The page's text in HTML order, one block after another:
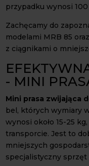
przypadku wynosi 100
Zachęcamy do
modelami MRB 85
z ciągnikami o
- MINI
Mini prasa zwijająca
bel, których wymiary
wynosi około 15-25
transporcie. Jest to
mniejszych
specjalistyczny